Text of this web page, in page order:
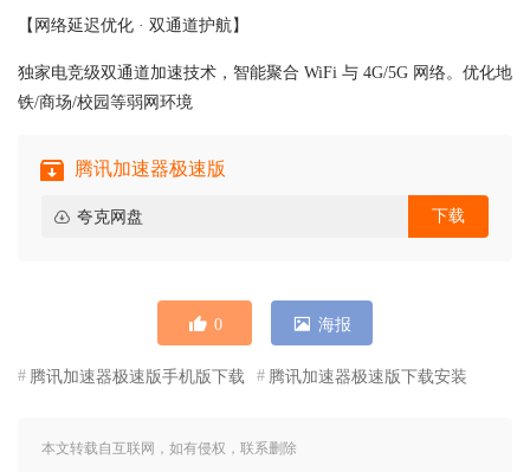
【网络延迟优化 · 双通道护航】
独家电竞级双通道加速技术，智能聚合 WiFi 与 4G/5G 网络。优化地
铁/商场/校园等弱网环境
腾讯加速器极速版
夸克网盘 下载
0 海报
腾讯加速器极速版手机版下载 腾讯加速器极速版下载安装
本文转载自互联网，如有侵权，联系删除